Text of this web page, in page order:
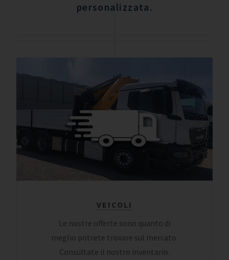
personalizzata.
VEICOLI
Le nostre offerte sono quanto di
meglio potrete trovare sul mercato.
Consultate il nostro inventario.